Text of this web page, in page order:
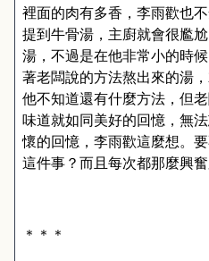
裡面的肉有多香，李雨歡也
提到牛骨湯，主廚就會很尷
湯，不過是在他非常小的時
著老闆說的方法熬出來的湯
他不知道還有什麼方法，但
味道就如同美好的回憶，無
懷的回憶，李雨歡這麼想。
這件事？而且每次都那麼興奮
＊＊＊